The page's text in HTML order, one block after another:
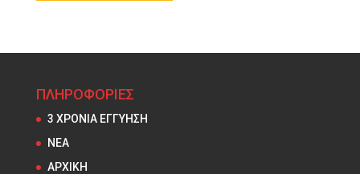
ΠΛΗΡΟΦΟΡΙΕΣ
3 ΧΡΟΝΙΑ ΕΓΓΥΗΣΗ
NEA
ΑΡΧΙΚΗ